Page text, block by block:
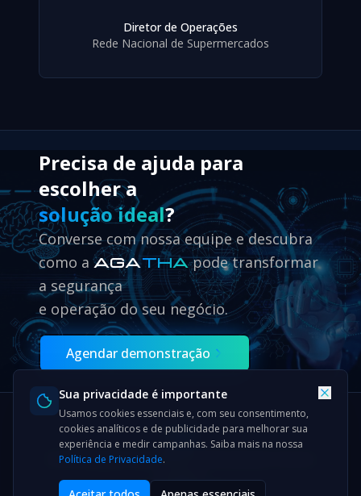
Diretor de Operações
Rede Nacional de Supermercados
Precisa de ajuda para
escolher a
solução ideal?
Converse com nossa equipe e descubra
como aAGATHApode transformar
a segurança
e operação do seu negócio.
Agendar demonstração
HomeSoluçõesCasesBlog & Noticias
© 2026NOLEAK
Sua privacidade é importante
Usamos cookies essenciais e, com seu consentimento,
cookies analíticos e de publicidade para melhorar sua
experiência e medir campanhas. Saiba mais na nossa
Política de Privacidade.